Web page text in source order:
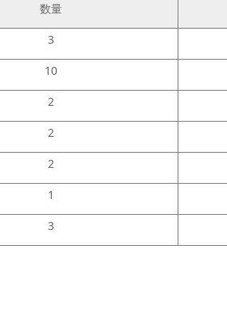
数量
3
10
2
2
2
1
3